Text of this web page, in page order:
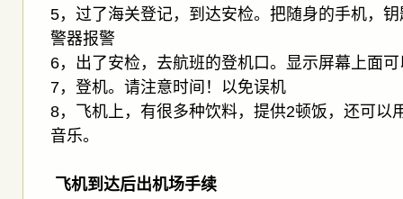
5，过了海关登记，到达安检。把随身的手机，
警器报警
6，出了安检，去航班的登机口。显示屏幕上面
7，登机。请注意时间！以免误机
8，飞机上，有很多种饮料，提供2顿饭，还可以
音乐。
飞机到达后出机场手续